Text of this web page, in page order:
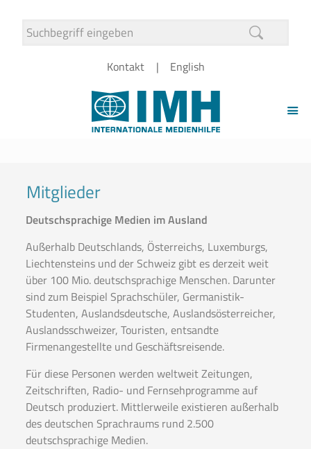
Kontakt English
Mitglieder
Deutschsprachige Medien im Ausland
Außerhalb Deutschlands, Österreichs, Luxemburgs,
Liechtensteins und der Schweiz gibt es derzeit weit
über 100 Mio. deutschsprachige Menschen. Darunter
sind zum Beispiel Sprachschüler, Germanistik-
Studenten, Auslandsdeutsche, Auslandsösterreicher,
Auslandsschweizer, Touristen, entsandte
Firmenangestellte und Geschäftsreisende.
Für diese Personen werden weltweit Zeitungen,
Zeitschriften, Radio- und Fernsehprogramme auf
Deutsch produziert. Mittlerweile existieren außerhalb
des deutschen Sprachraums rund 2.500
deutschsprachige Medien.